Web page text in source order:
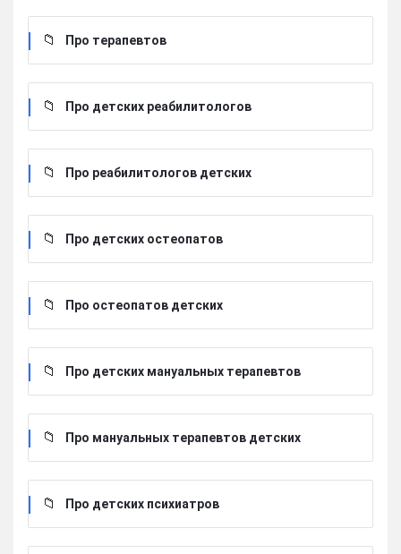
Про терапевтов
Про детских реабилитологов
Про реабилитологов детских
Про детских остеопатов
Про остеопатов детских
Про детских мануальных терапевтов
Про мануальных терапевтов детских
Про детских психиатров